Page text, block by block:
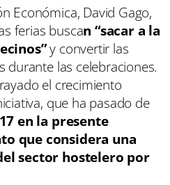
Económica, David Gago,
ferias buscan “sacar a la
y convertir las
durante las celebraciones.
el crecimiento
que ha pasado de
17 en la presente
que considera una
sector hostelero por